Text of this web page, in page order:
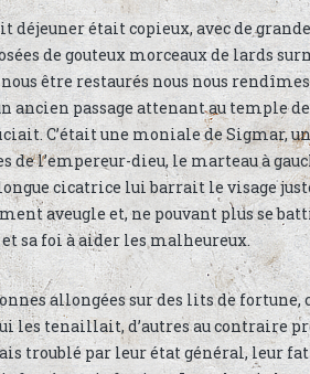
déjeuner était copieux, avec de
de gouteux morceaux de lards
être restaurés nous nous
ancien passage attenant au temple
C’était une moniale de Sigmar,
l’empereur-dieu, le marteau à
cicatrice lui barrait le visage
aveugle et, ne pouvant plus se
sa foi à aider les malheureux.
allongées sur des lits de fortune,
tenaillait, d’autres au contraire
troublé par leur état général, leur